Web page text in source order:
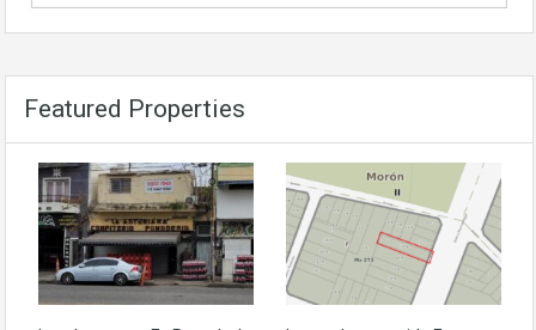
Featured Properties